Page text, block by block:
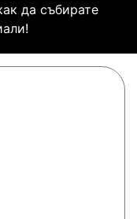
да събирате